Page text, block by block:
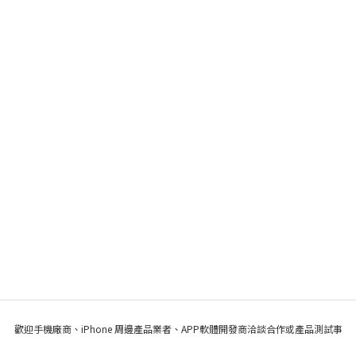
歡迎手機廠商、iPhone 周邊產品業者、APP軟體開發商洽談合作或產品測試事